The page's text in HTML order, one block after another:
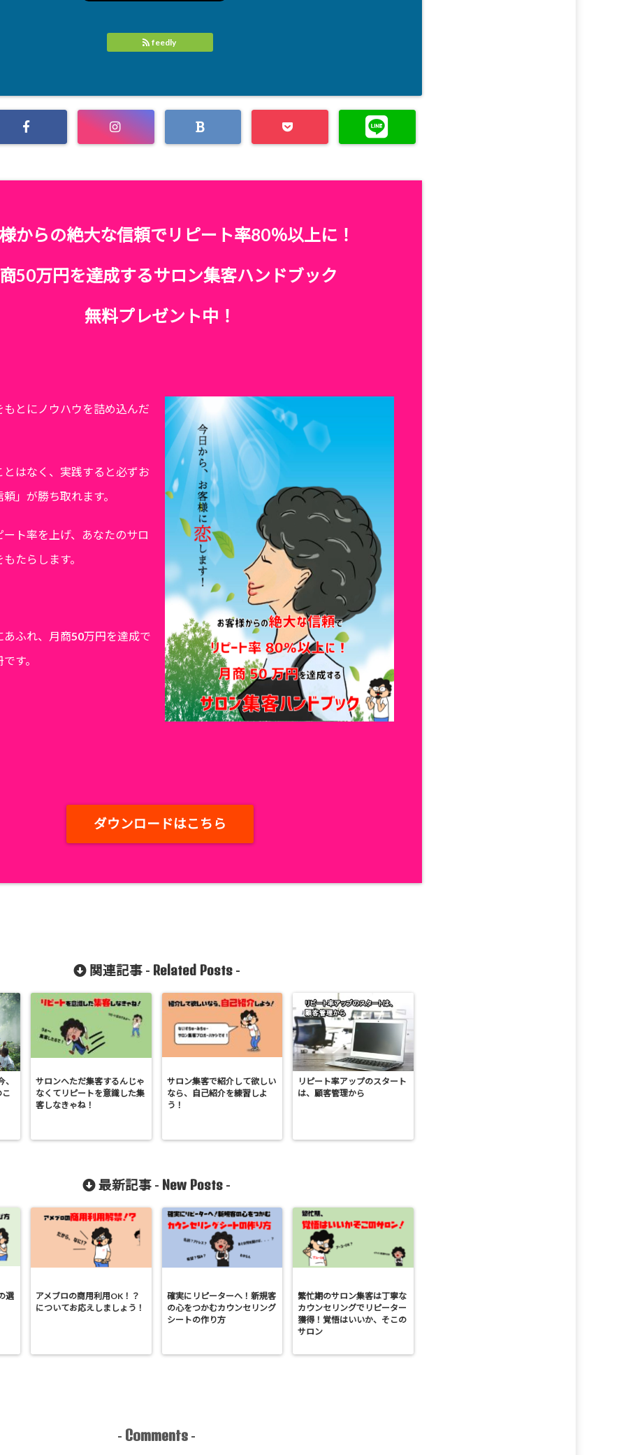
feedly
からの絶大な信頼でリピート率80％以上に！
50万円を達成するサロン集客ハンドブック
無料プレゼント中！
もとにノウハウを詰め込んだ
とはなく、実践すると必ずお
」が勝ち取れます。
ト率を上げ、あなたのサロ
たらします。
あふれ、月商50万円を達成で
す。
ダウンロードはこちら
関連記事 - Related Posts-
サロンへただ集客するんじゃ
なくてリピートを意識した集
客しなきゃね！
サロン集客で紹介して欲しい
なら、自己紹介を練習しよ
う！
リピート率アップのスタート
は、顧客管理から
最新記事 - New Posts -
選
アメブロの商用利用OK！？
についてお応えしましょう！
確実にリピーターへ！新規客
の心をつかむカウンセリング
シートの作り方
繁忙期のサロン集客は丁寧な
カウンセリングでリピーター
獲得！覚悟はいいか、そこの
サロン
- Comments -